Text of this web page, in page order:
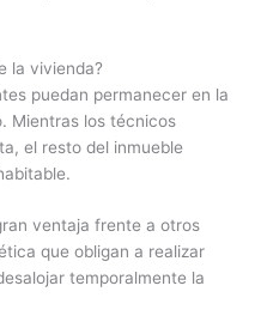
la vivienda?
puedan permanecer en la
Mientras los técnicos
el resto del inmueble
ventaja frente a otros
que obligan a realizar
temporalmente la